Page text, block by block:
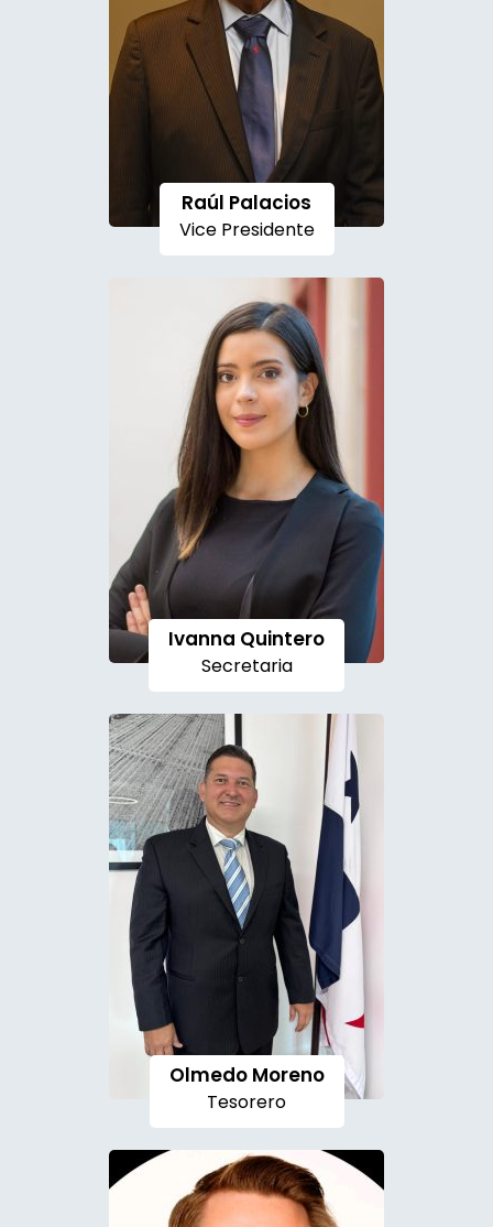
Raúl Palacios
Vice Presidente
Ivanna Quintero
Secretaria
Olmedo Moreno
Tesorero